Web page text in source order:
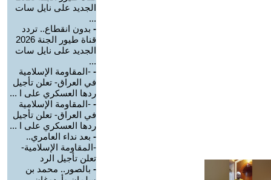
الجديد على نايل سات
...
- بدون انقطاع.. تردد
قناة طيور الجنة 2026
الجديد على نايل سات
...
- -المقاومة الإسلامية
في العراق- تعلن تأجيل
ردها العسكري على ا ...
- -المقاومة الإسلامية
في العراق- تعلن تأجيل
ردها العسكري على ا ...
- بعد نداء العامري..
-المقاومة الإسلامية-
تعلن تأجيل الرد
- بالصور.. محمد بن